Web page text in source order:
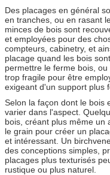
Des placages en général
en tranches, ou en rasant
minces de bois sont
et employées pour des
compteurs, cabinetry, et
placage quand les bois
permettre le ferme bois,
trop fragile pour être
exigeant d'un support plus
Selon la façon dont le bois
varier dans l'aspect.
bois, créant plus même un
le grain pour créer un
et intéressant. Un
des conceptions simples,
placages plus texturisés
rustique ou plus naturel.